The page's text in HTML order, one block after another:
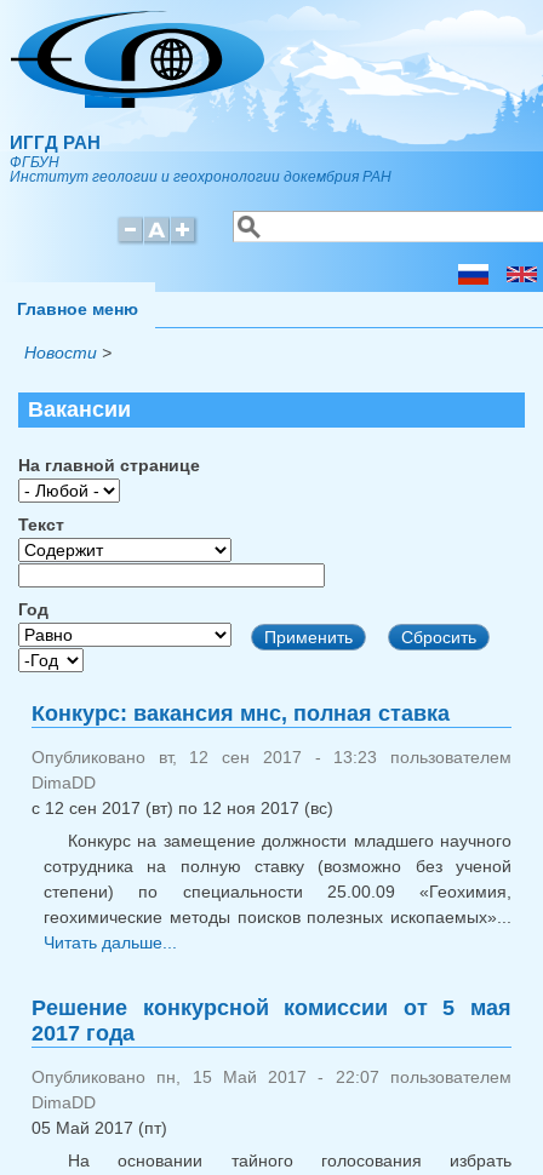
Перейти к основному содержанию
ИГГД РАН
ФГБУН
Институт геологии и геохронологии докембрия РАН
Форма поиска
Поиск
Главное меню
Новости >
Вакансии
На главной странице
Текст
Год
Год
Год
Конкурс: вакансия мнс, полная ставка
Опубликовано вт, 12 сен 2017 - 13:23 пользователем
DimaDD
с 12 сен 2017 (вт) по 12 ноя 2017 (вс)
Конкурс на замещение должности младшего научного
сотрудника на полную ставку (возможно без ученой
степени) по специальности 25.00.09 «Геохимия,
геохимические методы поисков полезных ископаемых»...
Читать дальше...
Решение конкурсной комиссии от 5 мая
2017 года
Опубликовано пн, 15 Май 2017 - 22:07 пользователем
DimaDD
05 Май 2017 (пт)
На основании тайного голосования избрать